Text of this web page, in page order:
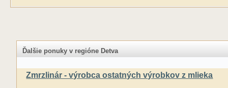
Ďalšie ponuky v regióne Detva
Zmrzlinár - výrobca ostatných výrobkov z mlieka